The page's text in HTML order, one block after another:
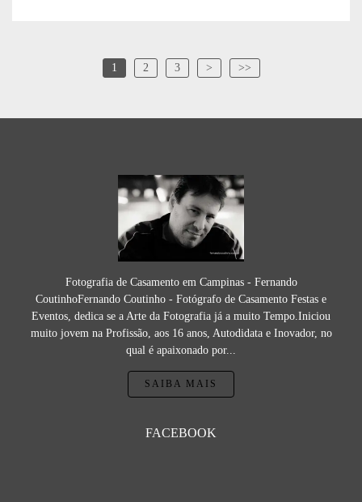
1 2 3 > >>
Fotografia de Casamento em Campinas - Fernando
CoutinhoFernando Coutinho - Fotógrafo de Casamento Festas e
Eventos, dedica se a Arte da Fotografia já a muito Tempo.Iniciou
muito jovem na Profissão, aos 16 anos, Autodidata e Inovador, no
qual é apaixonado por...
SAIBA MAIS
FACEBOOK